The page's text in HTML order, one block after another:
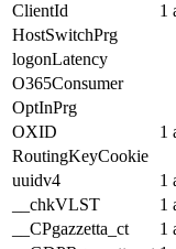
ClientId
1
HostSwitchPrg
logonLatency
O365Consumer
OptInPrg
OXID
1
RoutingKeyCookie
uuidv4
1
__chkVLST
1
__CPgazzetta_ct
1